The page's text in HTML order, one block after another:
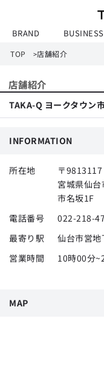
BRAND BUSINESS
TOP >店舗紹介
店舗紹介
TAKA-Q ヨークタウン
INFORMATION
所在地
〒9813117
宮城県仙
市名坂1F
電話番号
022-218-
最寄り駅
仙台市営
営業時間
10時00分
MAP